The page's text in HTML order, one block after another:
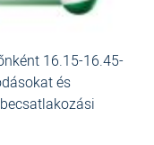
16.15-16.45-
és